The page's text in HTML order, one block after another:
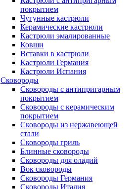
покрытием
Чугунные кастрюли
Керамические кастрюли
Кастрюли эмалированные
Ковши
Вставки в кастрюли
Кастрюли Германия
Кастрюли Испания
Сковороды
Сковороды с антипригарным
покрытием
Сковороды с керамическим
покрытием
Сковороды из нержавеющей
стали
Сковороды гриль
Блинные сковороды
Сковороды для оладий
Вок сковороды
Сковороды Германия
Сковороды Италия